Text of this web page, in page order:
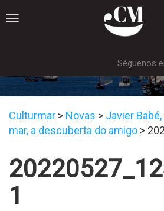
Toggle
Séguenos
Culturmar > Novas > Javier
mar, a descuberta do amigo >
1